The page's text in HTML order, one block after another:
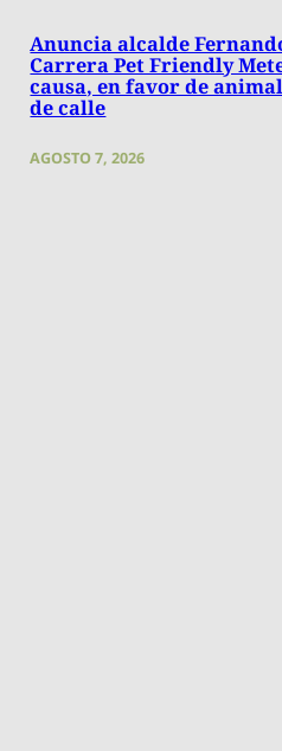
Anuncia alcalde
Carrera Pet Friendly
causa, en favor de
de calle
AGOSTO 7, 2026